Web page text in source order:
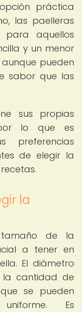
práctica
las paelleras
para aquellos
y un menor
pueden
sabor que las
sus propias
lo que es
preferencias
de elegir la
la
de la
a tener en
El diámetro
cantidad de
se pueden
Es